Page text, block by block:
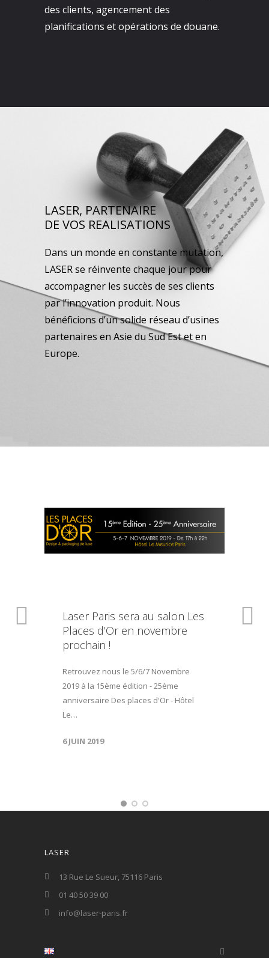
des clients, agencement des
planifications et opérations de douane.
LASER, PARTENAIRE
DE VOS REALISATIONS
Dans un monde en constante mutation,
LASER se réinvente chaque jour pour
accompagner les succès de ses clients
par l’innovation produit. Nous
bénéficions d’un solide réseau d’usines
partenaires en Asie du Sud Est et en
Europe.
Laser Paris sera au salon Les
Places d’Or en novembre
prochain !
Retrouvez nous le 5/6/7 Novembre
2019 à la 15ème édition - 25ème
anniversaire Des places d'Or - Hôtel
Le…
6 JUIN 2019
LASER
13 Rue Le Sueur, 75116 Paris
01 40 50 39 00
info@laser-paris.fr